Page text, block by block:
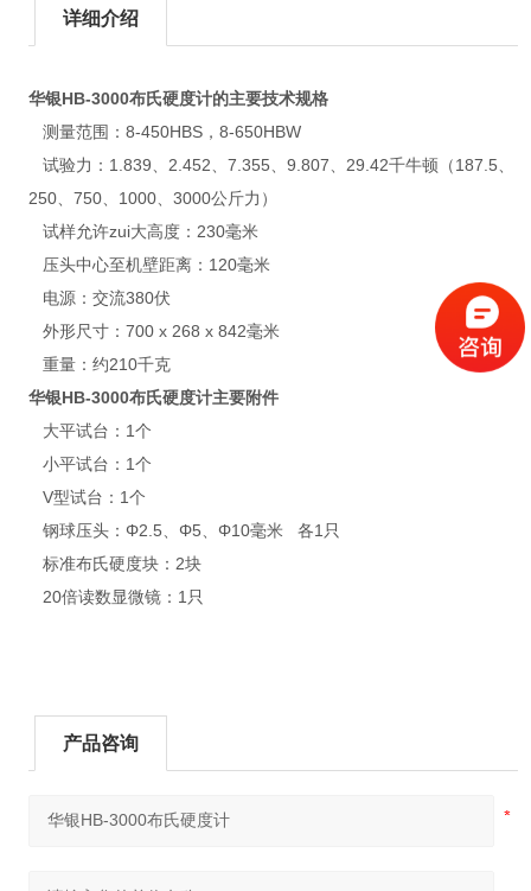
详细介绍
华银HB-3000布氏硬度计的主要技术规格
测量范围：8-450HBS，8-650HBW
试验力：1.839、2.452、7.355、9.807、29.42千牛顿（187.5、
250、750、1000、3000公斤力）
试样允许zui大高度：230毫米
压头中心至机壁距离：120毫米
电源：交流380伏
外形尺寸：700 x 268 x 842毫米
重量：约210千克
华银HB-3000布氏硬度计主要附件
大平试台：1个
小平试台：1个
V型试台：1个
钢球压头：Φ2.5、Φ5、Φ10毫米 各1只
标准布氏硬度块：2块
20倍读数显微镜：1只
产品咨询